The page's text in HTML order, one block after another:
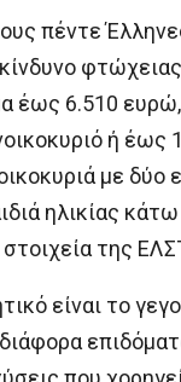
πέντε
έως 6.510 ευρώ,
ή έως
με δύο
ηλικίας
της
είναι το